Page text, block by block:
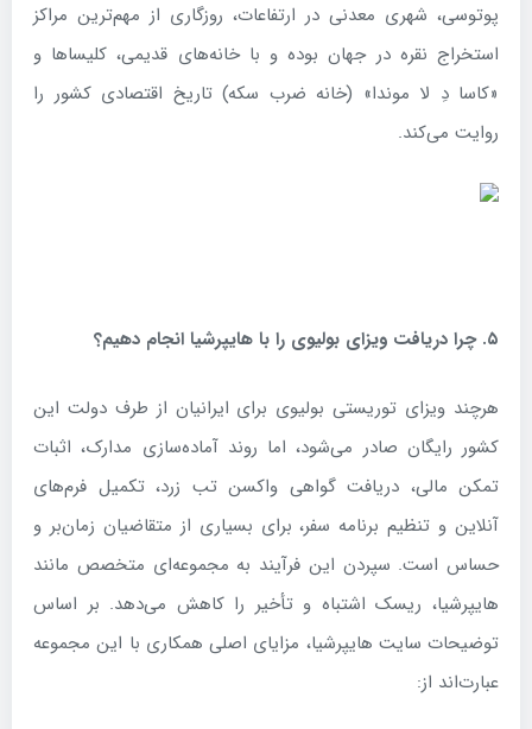
پوتوسی، شهری معدنی در ارتفاعات، روزگاری از مهم‌ترین مراکز
استخراج نقره در جهان بوده و با خانه‌های قدیمی، کلیساها و
«کاسا دِ لا موندا» (خانه ضرب سکه) تاریخ اقتصادی کشور را
روایت می‌کند.
۵.چرا دریافت ویزای بولیوی را با هایپرشیا انجام دهیم؟
هرچند ویزای توریستی بولیوی برای ایرانیان از طرف دولت این
کشور رایگان صادر می‌شود، اما روند آماده‌سازی مدارک، اثبات
تمکن مالی، دریافت گواهی واکسن تب زرد، تکمیل فرم‌های
آنلاین و تنظیم برنامه سفر، برای بسیاری از متقاضیان زمان‌بر و
حساس است. سپردن این فرآیند به مجموعه‌ای متخصص مانند
هایپرشیا، ریسک اشتباه و تأخیر را کاهش می‌دهد. بر اساس
توضیحات سایت هایپرشیا، مزایای اصلی همکاری با این مجموعه
عبارت‌اند از: